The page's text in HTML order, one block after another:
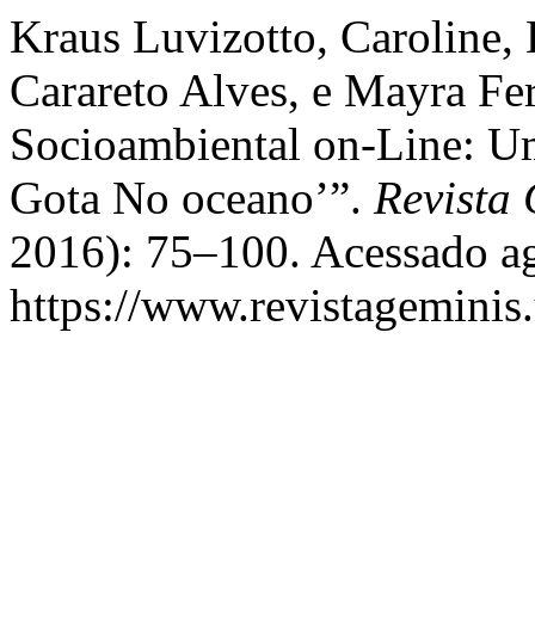
Kraus Luvizotto, Caroline,
Carareto Alves, e Mayra
Socioambiental on-Line:
Gota No oceano’”. Revista
2016): 75–100. Acessado
https://